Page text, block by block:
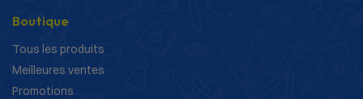
Boutique
Tous les produits
Meilleures ventes
Promotions